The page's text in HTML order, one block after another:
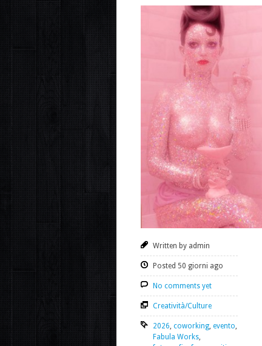
Written by admin
Posted 50 giorni ago
No comments yet
Creatività/Culture
2026 coworking evento
Fabula Works